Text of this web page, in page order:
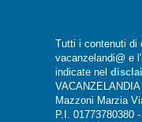
Tutti i contenuti
vacanzelandi@ e
indicate nel
Mazzoni Marzia
P.I. 01773780380